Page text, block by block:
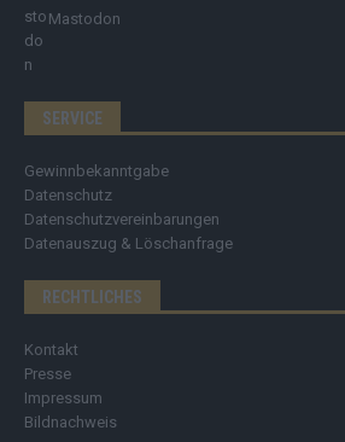
Mastodon
SERVICE
Gewinnbekanntgabe
Datenschutz
Datenschutzvereinbarungen
Datenauszug & Löschanfrage
RECHTLICHES
Kontakt
Presse
Impressum
Bildnachweis